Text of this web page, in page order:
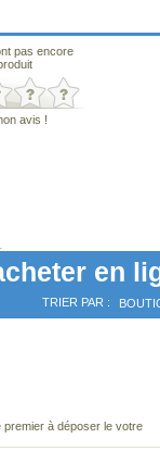
pas encore
avis !
en
TRIER PAR :
à déposer le votre